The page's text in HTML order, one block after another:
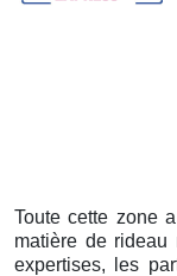
Toute cette zone
matière de
expertises, les